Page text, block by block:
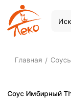
Главная /
Соус Имбирный